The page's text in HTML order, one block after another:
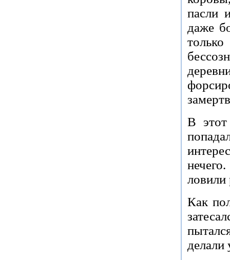
пасли
даже
В
ловили
Как
делали